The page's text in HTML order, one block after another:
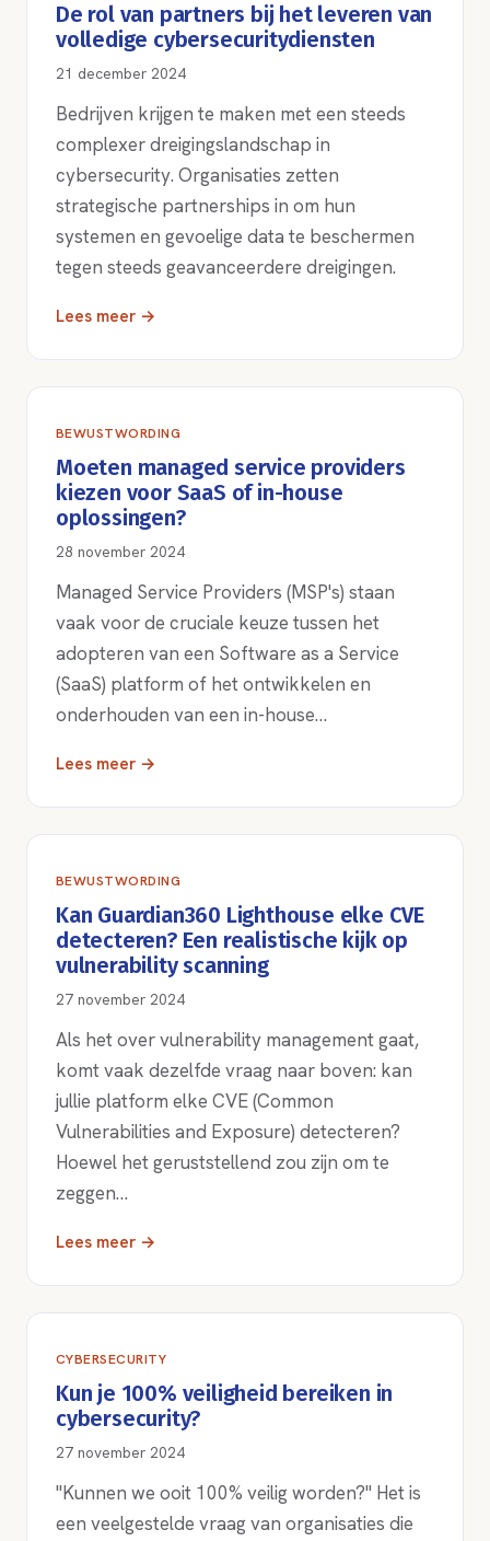
De rol van partners bij het leveren van
volledige cybersecuritydiensten
21 december 2024
Bedrijven krijgen te maken met een steeds
complexer dreigingslandschap in
cybersecurity. Organisaties zetten
strategische partnerships in om hun
systemen en gevoelige data te beschermen
tegen steeds geavanceerdere dreigingen.
Lees meer →
BEWUSTWORDING
Moeten managed service providers
kiezen voor SaaS of in-house
oplossingen?
28 november 2024
Managed Service Providers (MSP's) staan
vaak voor de cruciale keuze tussen het
adopteren van een Software as a Service
(SaaS) platform of het ontwikkelen en
onderhouden van een in-house…
Lees meer →
BEWUSTWORDING
Kan Guardian360 Lighthouse elke CVE
detecteren? Een realistische kijk op
vulnerability scanning
27 november 2024
Als het over vulnerability management gaat,
komt vaak dezelfde vraag naar boven: kan
jullie platform elke CVE (Common
Vulnerabilities and Exposure) detecteren?
Hoewel het geruststellend zou zijn om te
zeggen…
Lees meer →
CYBERSECURITY
Kun je 100% veiligheid bereiken in
cybersecurity?
27 november 2024
"Kunnen we ooit 100% veilig worden?" Het is
een veelgestelde vraag van organisaties die